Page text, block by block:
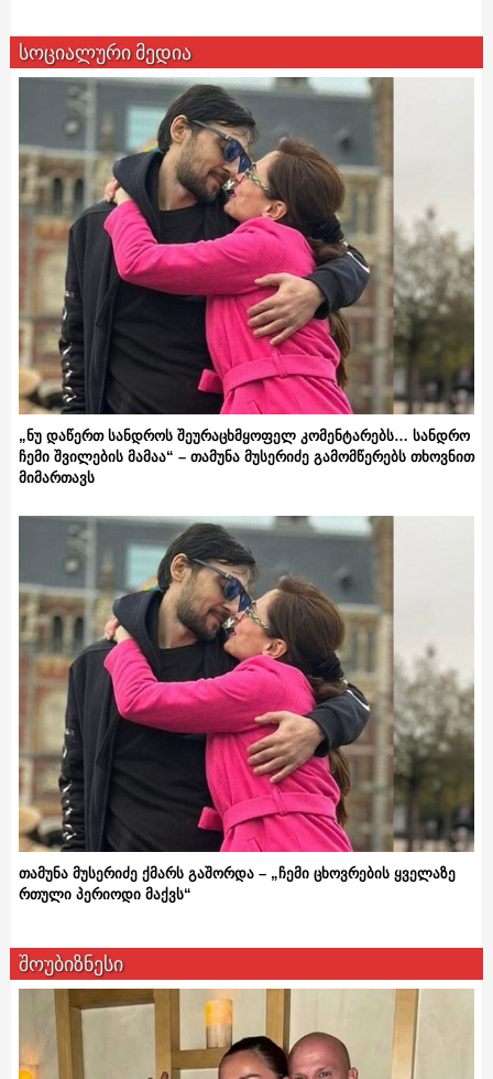
სოციალური მედია
„ნუ დაწერთ სანდროს შეურაცხმყოფელ კომენტარებს… სანდრო
ჩემი შვილების მამაა“ – თამუნა მუსერიძე გამომწერებს თხოვნით
მიმართავს
თამუნა მუსერიძე ქმარს გაშორდა – „ჩემი ცხოვრების ყველაზე
რთული პერიოდი მაქვს“
შოუბიზნესი